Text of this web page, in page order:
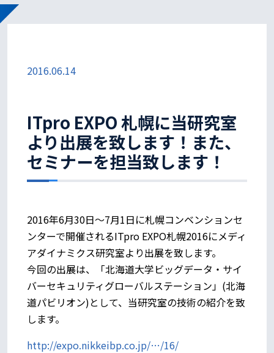
2016.06.14
ITpro EXPO 札幌に当研究室
より出展を致します！また、
セミナーを担当致します！
2016年6月30日～7月1日に札幌コンベンションセ
ンターで開催されるITpro EXPO札幌2016にメディ
アダイナミクス研究室より出展を致します。
今回の出展は、「北海道大学ビッグデータ・サイ
バーセキュリティグローバルステーション」(北海
道パビリオン)として、当研究室の技術の紹介を致
します。
http://expo.nikkeibp.co.jp/…/16/